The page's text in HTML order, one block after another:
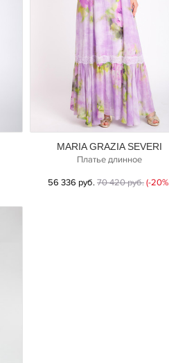
MARIA GRAZIA SEVERI
Платье длинное
56 336 руб.70 420 руб.(-